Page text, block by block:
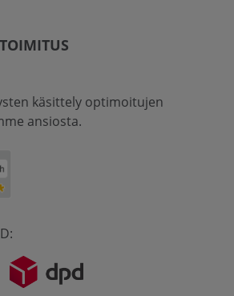
käsittely optimoitujen
ansiosta.